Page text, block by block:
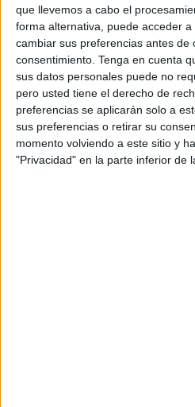
que llevemos a cabo el
forma alternativa, puede acceder
cambiar sus preferencias antes de
consentimiento. Tenga en cuenta
sus datos personales puede no
pero usted tiene el derecho de
preferencias se aplicarán solo a
sus preferencias o retirar su
momento volviendo a este sitio y
"Privacidad" en la parte inferior de
ocasión.
En esta cita, organizada por el
a multitud de empresarios y
andaluza, la consejera ha
de vital importancia disponer
foro, para exponer sus ventajas
oportunidades que ofrece a la